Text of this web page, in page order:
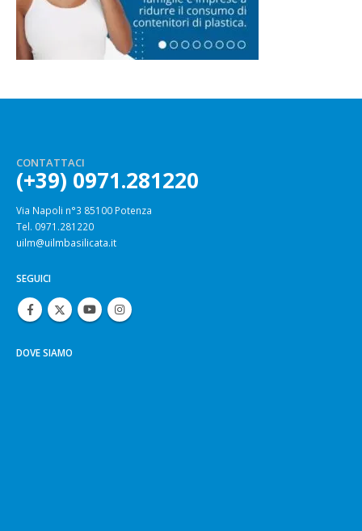
CONTATTACI
(+39) 0971.281220
Via Napoli n°3 85100 Potenza
Tel. 0971.281220
uilm@uilmbasilicata.it
SEGUICI
DOVE SIAMO